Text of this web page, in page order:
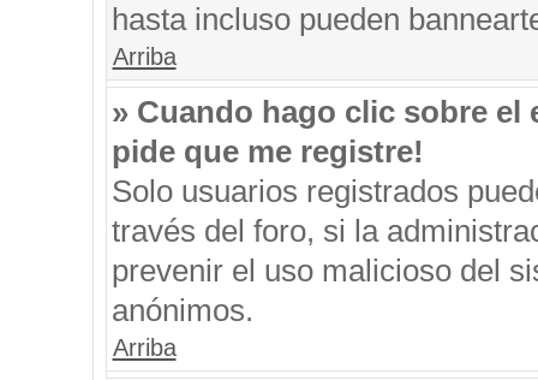
hasta incluso pueden
Arriba
» Cuando hago clic sobre el
pide que me registre!
Solo usuarios registrados
través del foro, si la
prevenir el uso malicioso del
anónimos.
Arriba